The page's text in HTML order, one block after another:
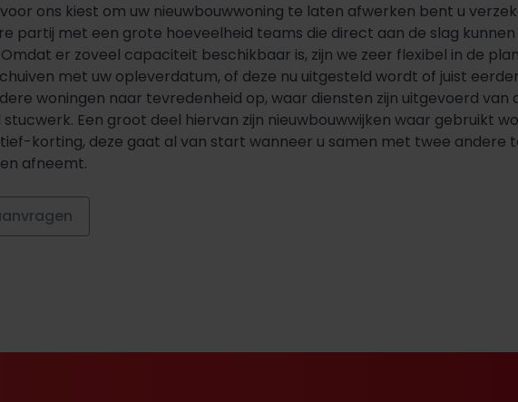
ons kiest om uw nieuwbouwwoning te laten afwerken bent u
partij met een grote hoeveelheid teams die direct aan de slag kunnen
er zoveel capaciteit beschikbaar is, zijn we zeer flexibel in de
met uw opleverdatum, of deze nu uitgesteld wordt of juist
woningen naar tevredenheid op, waar diensten zijn uitgevoerd
Een groot deel hiervan zijn nieuwbouwwijken waar gebruikt
korting, deze gaat al van start wanneer u samen met twee andere
afneemt.